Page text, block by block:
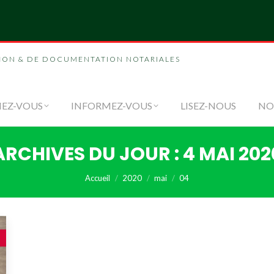
& DE DOCUMENTATION NOTARIALES
VOUS INFORMEZ-VOUS LISEZ-NOUS
DU JOUR :4 MAI
Accueil 2020 mai 04